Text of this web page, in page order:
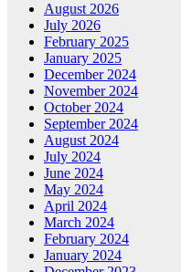
August 2026
July 2026
February 2025
January 2025
December 2024
November 2024
October 2024
September 2024
August 2024
July 2024
June 2024
May 2024
April 2024
March 2024
February 2024
January 2024